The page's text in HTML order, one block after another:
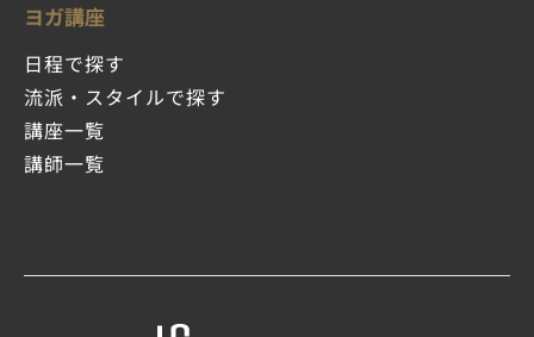
ヨガ講座
日程で探す
流派・スタイルで探す
講座一覧
講師一覧